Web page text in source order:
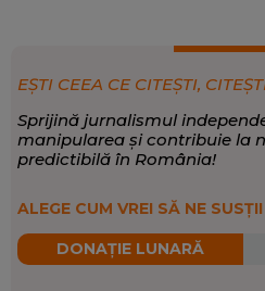
Teologie la Universitatea din
EXPERTIZĂ:De-a lungul
competențe solide de
comunicare, reușind să se
tendințe din media digitală.
SCRIE DESPRE:
EȘTI CEEA CE CITEȘTI,
Sprijină jurnalismul
manipularea și contribuie la
predictibilă în România!
ALEGE CUM VREI SĂ NE SUSȚII
DONAȚIE LUNARĂ